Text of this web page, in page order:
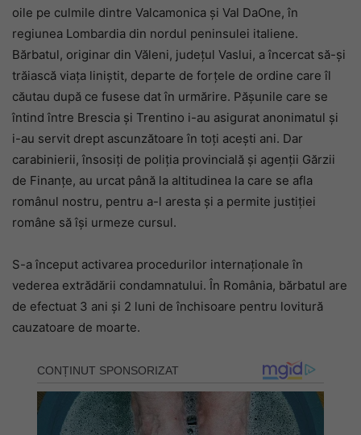
oile pe culmile dintre Valcamonica și Val DaOne, în
regiunea Lombardia din nordul peninsulei italiene.
Bărbatul, originar din Văleni, județul Vaslui, a încercat să-și
trăiască viața liniștit, departe de forțele de ordine care îl
căutau după ce fusese dat în urmărire. Pășunile care se
întind între Brescia și Trentino i-au asigurat anonimatul și
i-au servit drept ascunzătoare în toți acești ani. Dar
carabinierii, însosiți de poliția provincială și agenții Gărzii
de Finanțe, au urcat până la altitudinea la care se afla
românul nostru, pentru a-l aresta și a permite justiției
române să își urmeze cursul.
S-a început activarea procedurilor internaționale în
vederea extrădării condamnatului. În România, bărbatul are
de efectuat 3 ani și 2 luni de închisoare pentru lovitură
cauzatoare de moarte.